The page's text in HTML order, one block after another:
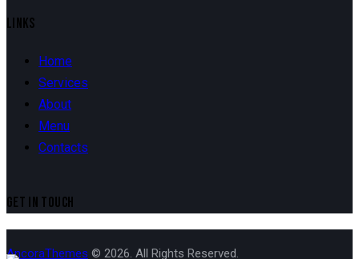
LINKS
Home
Services
About
Menu
Contacts
GET IN TOUCH
AncoraThemes © 2026. All Rights Reserved.